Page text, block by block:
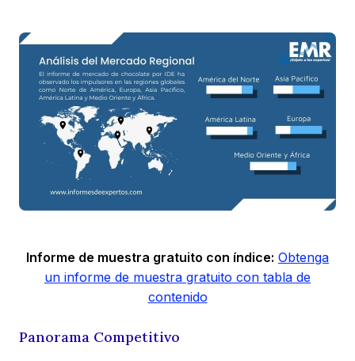
Informe de muestra gratuito con índice: Obtenga
un informe de muestra gratuito con tabla de
contenido
Panorama Competitivo